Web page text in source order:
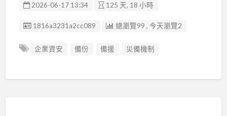
2026-06-17 13:34 125 天, 18 小時
廣告编號
1816a3231a2cc089 總瀏覽99 , 今天瀏覽2
企業資安 備份 備援 災備機制